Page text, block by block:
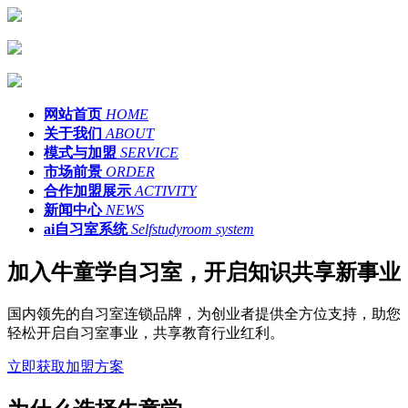
网站首页 HOME
关于我们 ABOUT
模式与加盟 SERVICE
市场前景 ORDER
合作加盟展示 ACTIVITY
新闻中心 NEWS
ai自习室系统 Selfstudyroom system
加入牛童学自习室，开启知识共享新事业
国内领先的自习室连锁品牌，为创业者提供全方位支持，助您
轻松开启自习室事业，共享教育行业红利。
立即获取加盟方案